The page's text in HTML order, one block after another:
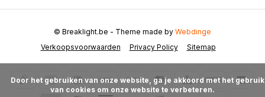
Verkoopsvoorwaarden Privacy Policy Sitemap
© Breaklight.be - Theme made by Webdinge
van cookies om onze website te verbeteren.